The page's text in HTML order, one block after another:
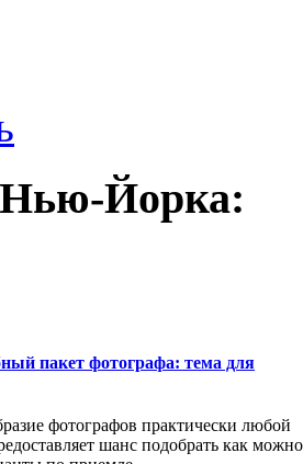
Йорка:
пакет фотографа: тема для
фотографов практически любой
шанс подобрать как можно